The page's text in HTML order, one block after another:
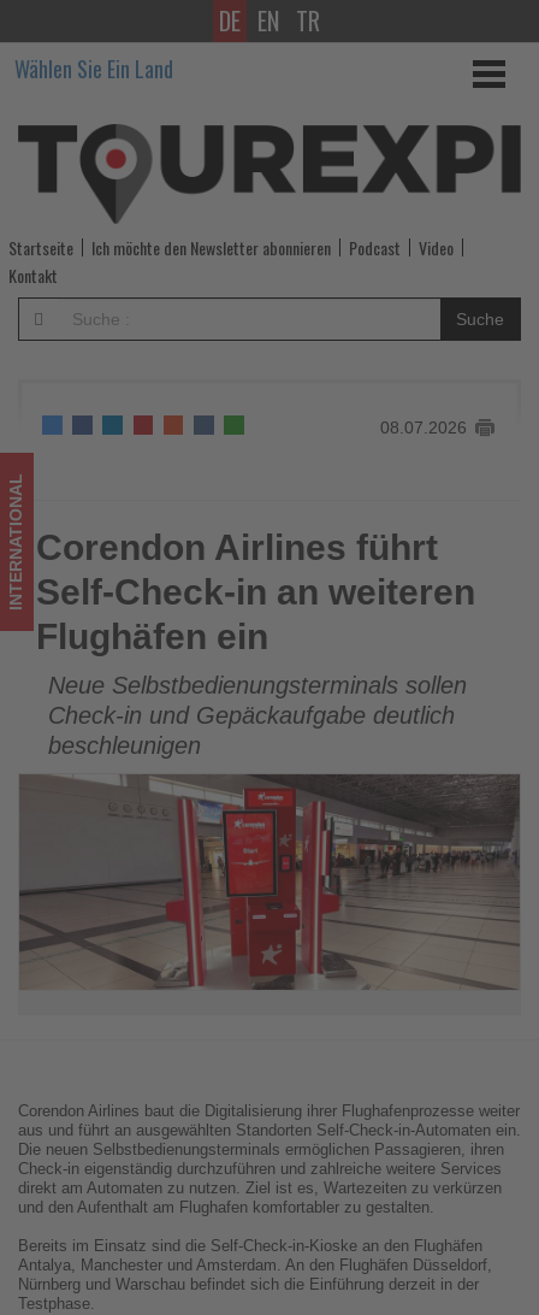
Corendon
Airlines
führt
Self-
Check-
in
an
Flughäfen
ein
-
Wissen,
was
im
Tourismus
los
DE EN TR
Wählen Sie Ein Land
Startseite Ich möchte den Newsletter abonnieren Podcast
Video
Kontakt
Suche
08.07.2026
Corendon Airlines führt Self-Check-in an weiteren Flughäfen
ein
INTERNATIONAL Corendon Airlines führt
Self-Check-in an weiteren
Flughäfen ein
Neue Selbstbedienungsterminals sollen
Check-in und Gepäckaufgabe deutlich
beschleunigen
Corendon Airlines baut die Digitalisierung ihrer Flughafenprozesse weiter
aus und führt an ausgewählten Standorten Self-Check-in-Automaten ein.
Die neuen Selbstbedienungsterminals ermöglichen Passagieren, ihren
Check-in eigenständig durchzuführen und zahlreiche weitere Services
direkt am Automaten zu nutzen. Ziel ist es, Wartezeiten zu verkürzen
und den Aufenthalt am Flughafen komfortabler zu gestalten.
Bereits im Einsatz sind die Self-Check-in-Kioske an den Flughäfen
Antalya, Manchester und Amsterdam. An den Flughäfen Düsseldorf,
Nürnberg und Warschau befindet sich die Einführung derzeit in der
Testphase.